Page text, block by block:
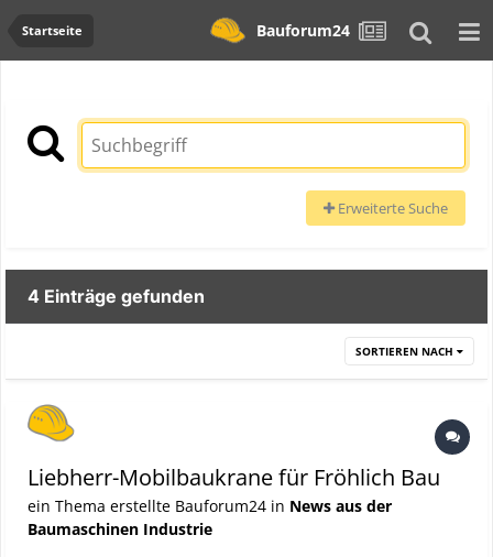
Startseite Bauforum24
Erweiterte Suche
4 Einträge gefunden
SORTIEREN NACH
Liebherr-Mobilbaukrane für Fröhlich Bau
ein Thema erstellte Bauforum24 in News aus der
Baumaschinen Industrie